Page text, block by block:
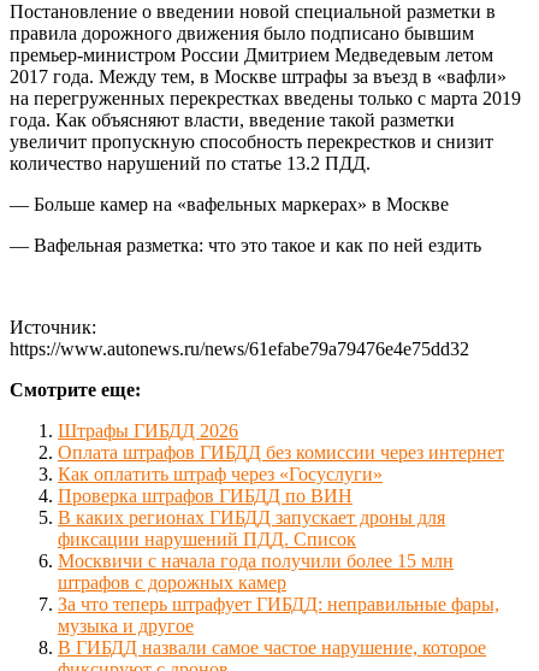
Постановление о введении новой специальной разметки в
правила дорожного движения было подписано бывшим
премьер-министром России Дмитрием Медведевым летом
2017 года. Между тем, в Москве штрафы за въезд в «вафли»
на перегруженных перекрестках введены только с марта 2019
года. Как объясняют власти, введение такой разметки
увеличит пропускную способность перекрестков и снизит
количество нарушений по статье 13.2 ПДД.
— Больше камер на «вафельных маркерах» в Москве
— Вафельная разметка: что это такое и как по ней ездить
Источник:
https://www.autonews.ru/news/61efabe79a79476e4e75dd32
Смотрите еще:
Штрафы ГИБДД 2026
Оплата штрафов ГИБДД без комиссии через интернет
Как оплатить штраф через «Госуслуги»
Проверка штрафов ГИБДД по ВИН
В каких регионах ГИБДД запускает дроны для
фиксации нарушений ПДД. Список
Москвичи с начала года получили более 15 млн
штрафов с дорожных камер
За что теперь штрафует ГИБДД: неправильные фары,
музыка и другое
В ГИБДД назвали самое частое нарушение, которое